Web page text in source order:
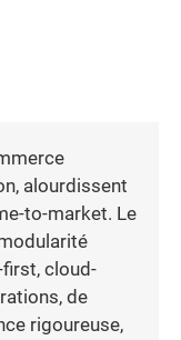
alourdissent
to-market. Le
cloud-
de
rigoureuse,